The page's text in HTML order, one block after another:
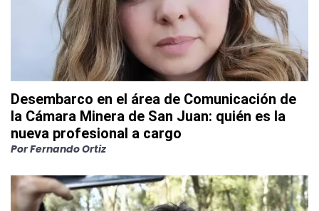
Desembarco en el área de Comunicación de
la Cámara Minera de San Juan: quién es la
nueva profesional a cargo
PorFernando Ortiz